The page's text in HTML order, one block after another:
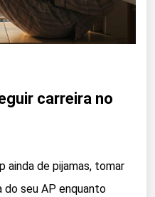
carreira no
ainda de pijamas, tomar
do seu AP enquanto